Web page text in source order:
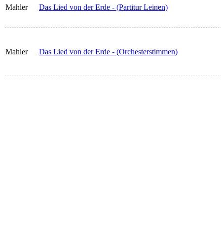
Mahler Das Lied von der Erde - (Partitur Leinen)
Mahler Das Lied von der Erde - (Orchesterstimmen)